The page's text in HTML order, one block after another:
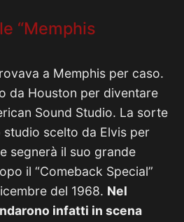
“Memphis
a Memphis per caso.
da Houston per diventare
Sound Studio. La sorte
scelto da Elvis per
segnerà il suo grande
il “Comeback Special”
del 1968. Nel
infatti in scena